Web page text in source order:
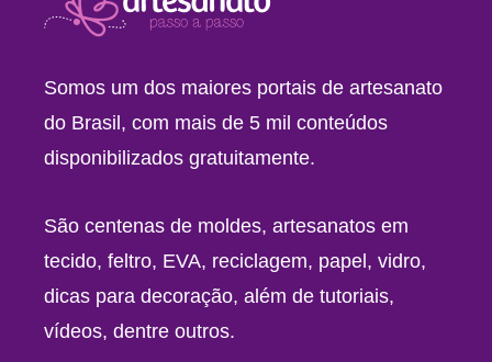
Somos um dos maiores portais de artesanato
do Brasil, com mais de 5 mil conteúdos
disponibilizados gratuitamente.
São centenas de moldes, artesanatos em
tecido, feltro, EVA, reciclagem, papel, vidro,
dicas para decoração, além de tutoriais,
vídeos, dentre outros.